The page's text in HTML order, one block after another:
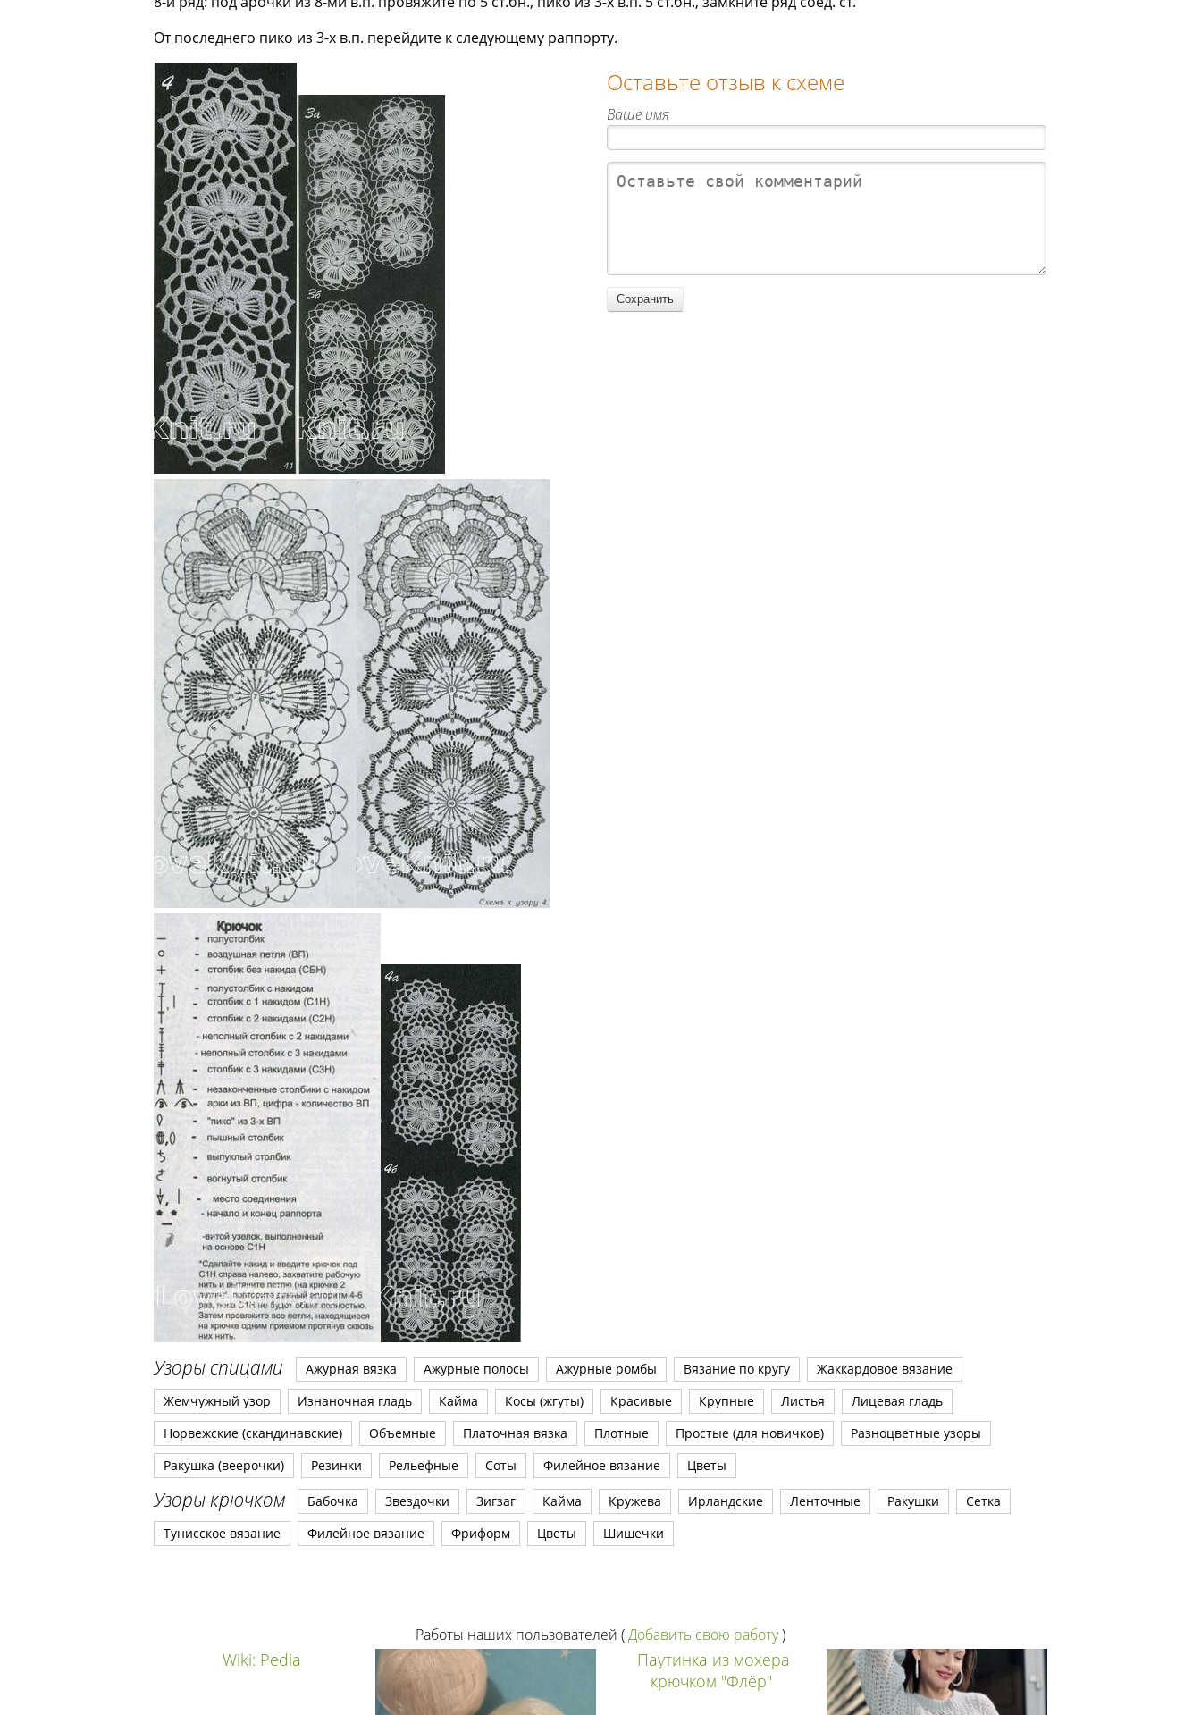
От последнего пико из 3-х в.п. перейдите к следующему раппорту.
Оставьте отзыв к схеме
Ваше имя
Узоры спицами Ажурная вязка Ажурные полосы Ажурные ромбы Вязание по кругу
Жаккардовое вязание
Жемчужный узор
Изнаночная гладь Кайма Косы (жгуты) Красивые Крупные Листья
Лицевая гладь
Норвежские (скандинавские)
Объемные Платочная вязка Плотные Простые (для новичков)
Разноцветные узоры
Ракушка (веерочки)
Резинки Рельефные Соты Филейное вязание Цветы
Узоры крючком Бабочка Звездочки Зигзаг Кайма Кружева Ирландские Ленточные Ракушки
Сетка
Тунисское вязание
Филейное вязание Фриформ Цветы Шишечки
Работы наших пользователей (Добавить свою работу)
Wiki: Pedia
Паутинка из мохера
крючком "Флёр"